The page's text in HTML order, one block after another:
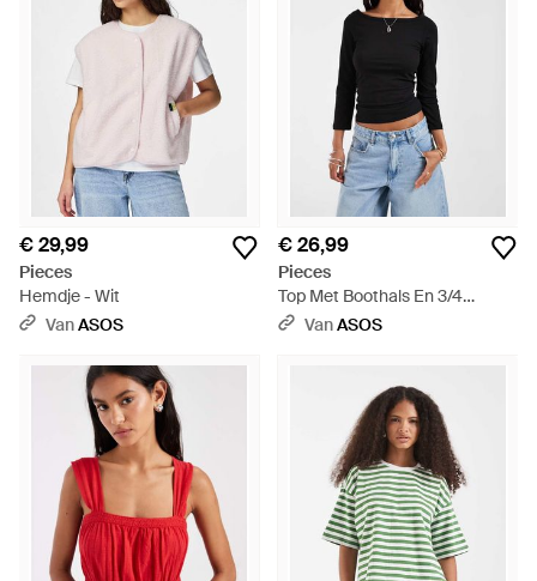
€ 29,99
Pieces
Hemdje - Wit
VanASOS
€ 26,99
Pieces
Top Met Boothals En 3/4
Mouwen - Zwart
VanASOS